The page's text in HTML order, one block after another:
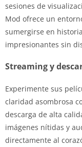
sesiones de
Mod ofrece un
sumergirse en
impresionantes sin
Streaming y
Experimente sus
claridad asombrosa
descarga de alta
imágenes nítidas y
directamente al